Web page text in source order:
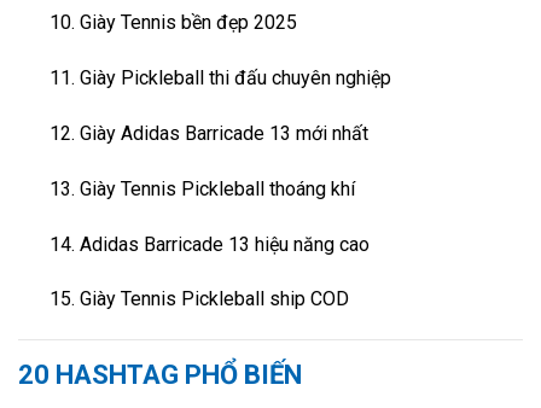
Giày Tennis bền đẹp 2025
Giày Pickleball thi đấu chuyên nghiệp
Giày Adidas Barricade 13 mới nhất
Giày Tennis Pickleball thoáng khí
Adidas Barricade 13 hiệu năng cao
Giày Tennis Pickleball ship COD
20 HASHTAG PHỔ BIẾN